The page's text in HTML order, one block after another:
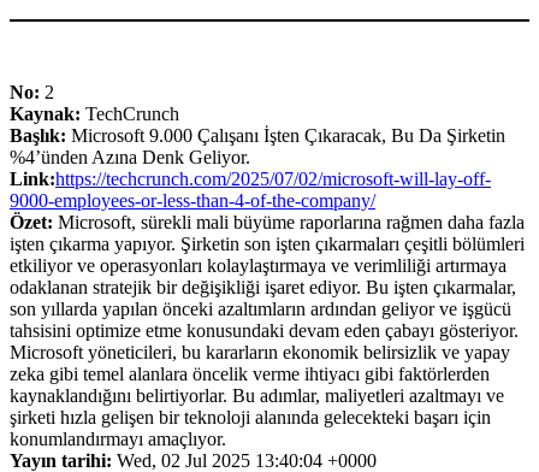
No: 2
Kaynak: TechCrunch
Başlık: Microsoft 9.000 Çalışanı İşten Çıkaracak, Bu Da Şirketin
%4’ünden Azına Denk Geliyor.
Link:https://techcrunch.com/2025/07/02/microsoft-will-lay-off-
9000-employees-or-less-than-4-of-the-company/
Özet: Microsoft, sürekli mali büyüme raporlarına rağmen daha fazla
işten çıkarma yapıyor. Şirketin son işten çıkarmaları çeşitli bölümleri
etkiliyor ve operasyonları kolaylaştırmaya ve verimliliği artırmaya
odaklanan stratejik bir değişikliği işaret ediyor. Bu işten çıkarmalar,
son yıllarda yapılan önceki azaltımların ardından geliyor ve işgücü
tahsisini optimize etme konusundaki devam eden çabayı gösteriyor.
Microsoft yöneticileri, bu kararların ekonomik belirsizlik ve yapay
zeka gibi temel alanlara öncelik verme ihtiyacı gibi faktörlerden
kaynaklandığını belirtiyorlar. Bu adımlar, maliyetleri azaltmayı ve
şirketi hızla gelişen bir teknoloji alanında gelecekteki başarı için
konumlandırmayı amaçlıyor.
Yayın tarihi: Wed, 02 Jul 2025 13:40:04 +0000